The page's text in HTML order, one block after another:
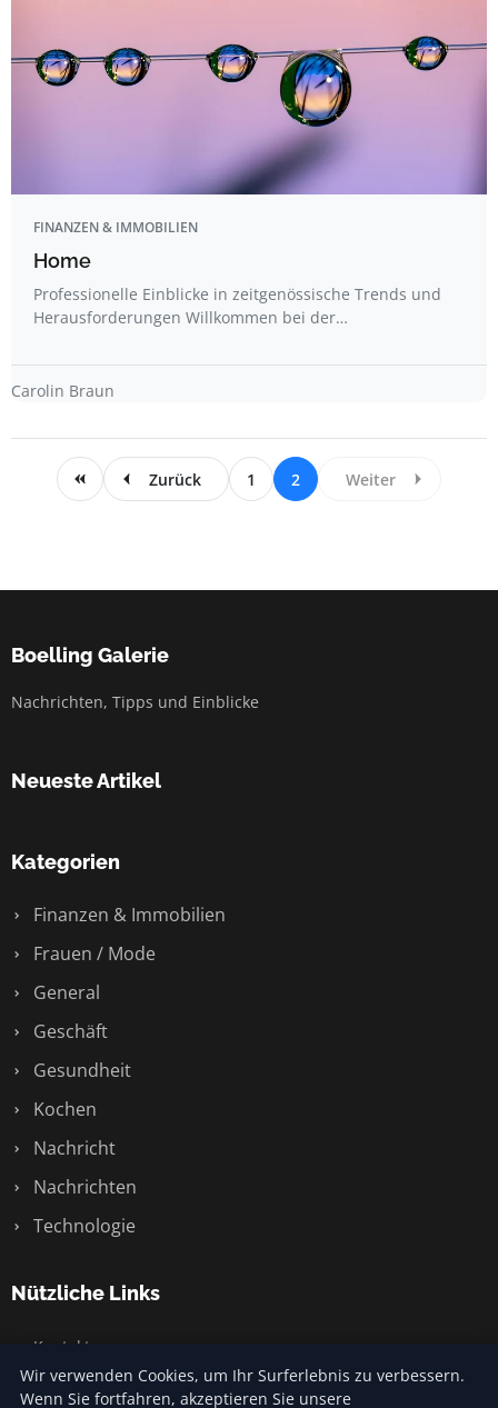
FINANZEN & IMMOBILIEN
Home
Professionelle Einblicke in zeitgenössische Trends und
Herausforderungen Willkommen bei der…
Carolin Braun
Zurück 1 2 Weiter
Boelling Galerie
Nachrichten, Tipps und Einblicke
Neueste Artikel
Kategorien
Finanzen & Immobilien
Frauen / Mode
General
Geschäft
Gesundheit
Kochen
Nachricht
Nachrichten
Technologie
Nützliche Links
Kontakt
Wir verwenden Cookies, um Ihr Surferlebnis zu verbessern.
Wenn Sie fortfahren, akzeptieren Sie unsere